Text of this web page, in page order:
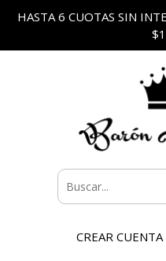
HASTA 6 CUOTAS SIN
CREAR CUENTA